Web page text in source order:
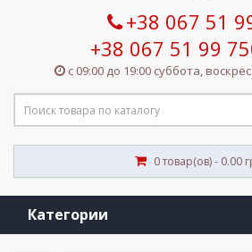
+38 067 51
+38 067 51 99
с 09:00 до 19:00 суббота,
0 товар(ов) - 0.00
Категории